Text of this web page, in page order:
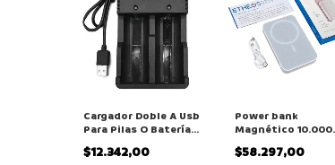
Cargador Doble A Usb
Para Pilas O Baterías
18650 14500 26650
$12.342,00
Power bank
Magnético 10.000
mAh Con Puerto de
Carga USB-C y
$58.297,00